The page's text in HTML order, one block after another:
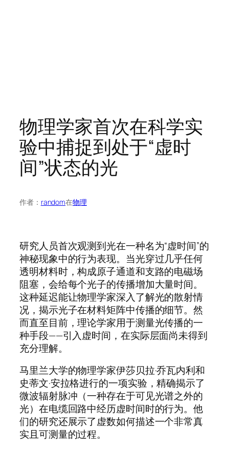
物理学家首次在科学实
验中捕捉到处于“虚时
间”状态的光
作者： random在物理
研究人员首次观测到光在一种名为“虚时间”的
神秘现象中的行为表现。当光穿过几乎任何
透明材料时，构成原子通道和支路的电磁场
阻塞，会给每个光子的传播增加大量时间。
这种延迟能让物理学家深入了解光的散射情
况，揭示光子在材料矩阵中传播的细节。然
而直至目前，理论学家用于测量光传播的一
种手段——引入虚时间，在实际层面尚未得到
充分理解。
马里兰大学的物理学家伊莎贝拉·乔瓦内利和
史蒂文·安拉格进行的一项实验，精确揭示了
微波辐射脉冲（一种存在于可见光谱之外的
光）在电缆回路中经历虚时间时的行为。他
们的研究还展示了虚数如何描述一个非常真
实且可测量的过程。